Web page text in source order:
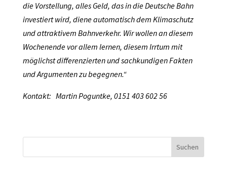
die Vorstellung, alles Geld, das in die Deutsche Bahn
investiert wird, diene automatisch dem Klimaschutz
und attraktivem Bahnverkehr. Wir wollen an diesem
Wochenende vor allem lernen, diesem Irrtum mit
möglichst differenzierten und sachkundigen Fakten
und Argumenten zu begegnen.“
Kontakt: Martin Poguntke, 0151 403 602 56
Suchen